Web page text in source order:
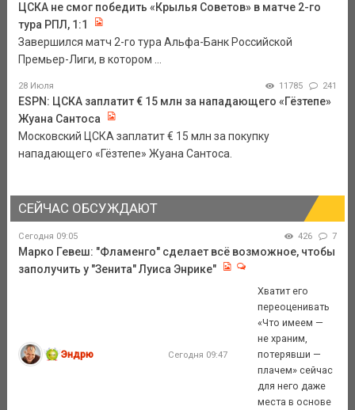
ЦСКА не смог победить «Крылья Советов» в матче 2-го
тура РПЛ, 1:1
Завершился матч 2-го тура Альфа-Банк Российской
Премьер-Лиги, в котором ...
28 Июля 11785 241
ESPN: ЦСКА заплатит € 15 млн за нападающего «Гёзтепе»
Жуана Сантоса
Московский ЦСКА заплатит € 15 млн за покупку
нападающего «Гёзтепе» Жуана Сантоса.
СЕЙЧАС ОБСУЖДАЮТ
Сегодня 09:05 426 7
Марко Гевеш: "Фламенго" сделает всё возможное, чтобы
заполучить у "Зенита" Луиса Энрике"
Эндрю Сегодня 09:47
Хватит его
переоценивать
«Что имеем —
не храним,
потерявши —
плачем» сейчас
для него даже
места в основе